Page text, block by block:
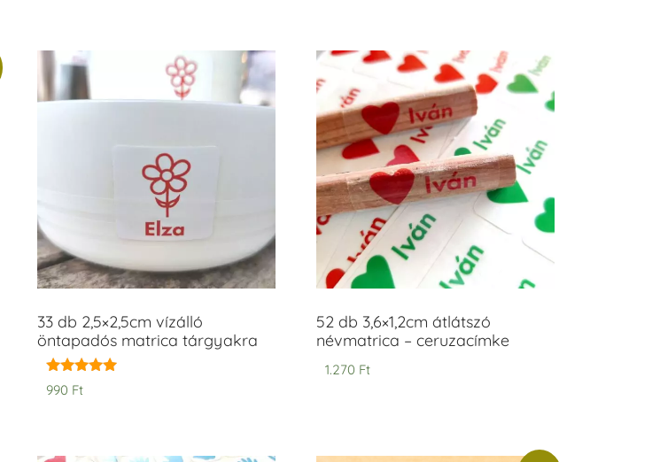
33 db 2,5×2,5cm vízálló
öntapadós matrica tárgyakra
Értékelés:
5.00
990 Ft
52 db 3,6×1,2cm átlátszó
névmatrica – ceruzacímke
1.270 Ft